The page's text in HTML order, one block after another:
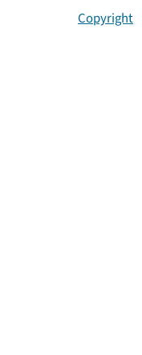
Copyright